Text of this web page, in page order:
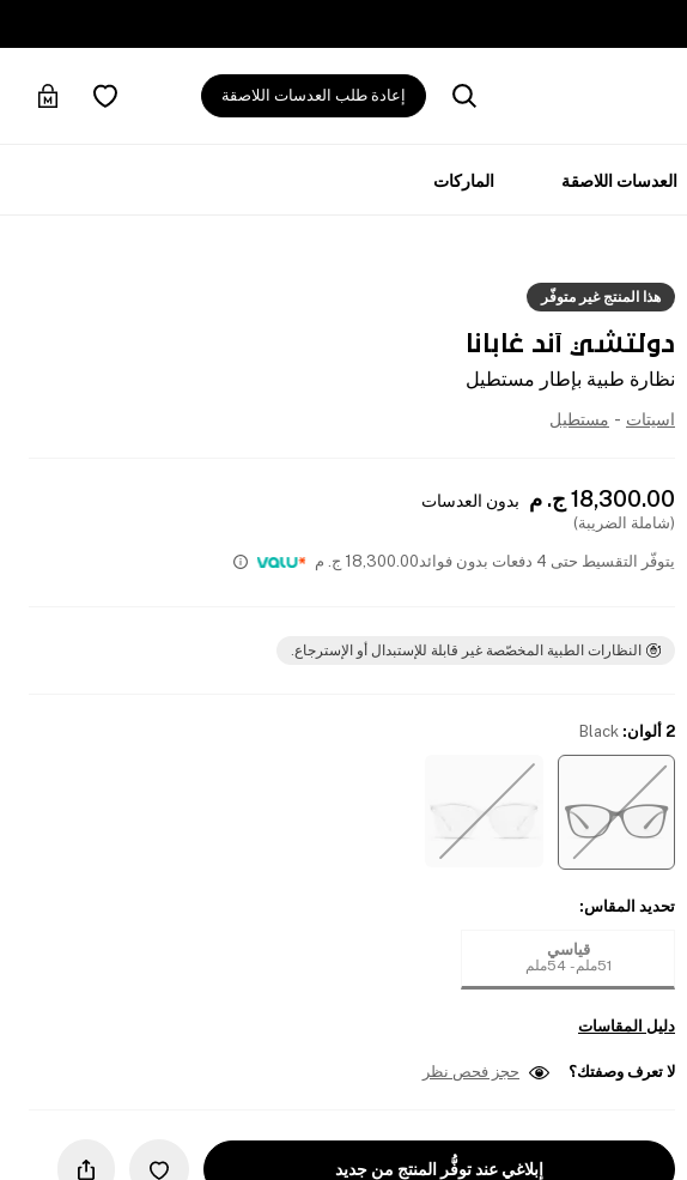
إعادة طلب العدسات اللاصقة
العدسات اللاصقة الماركات
هذا المنتج غير متوفّر
دولتشي آند غابانا
نظارة طبية بإطار مستطيل
اسيتات - مستطيل
18,300.00 ج. م بدون العدسات
(شاملة الضريبة)
يتوفّر التقسيط حتى 4 دفعات بدون فوائد 18,300.00 ج. م
النظارات الطبية المخصّصة غير قابلة للإستبدال أو الإسترجاع.
2 ألوان :
Black
تحديد المقاس:
قياسي
51ملم - 54ملم
دليل المقاسات
لا تعرف وصفتك؟ حجز فحص نظر
إبلاغي عند توفُّر المنتج من جديد